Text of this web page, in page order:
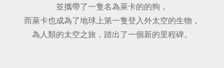
並攜帶了一隻名為萊卡的的狗，
而萊卡也成為了地球上第一隻登入外太空的生物，
為人類的太空之旅，踏出了一個新的里程碑。